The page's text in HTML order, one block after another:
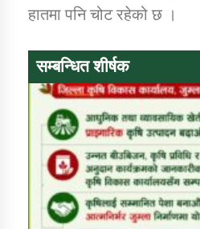
तातोपानी
हातमा पनि चोट रहेको छ ।
सम्बन्धित शीर्षक